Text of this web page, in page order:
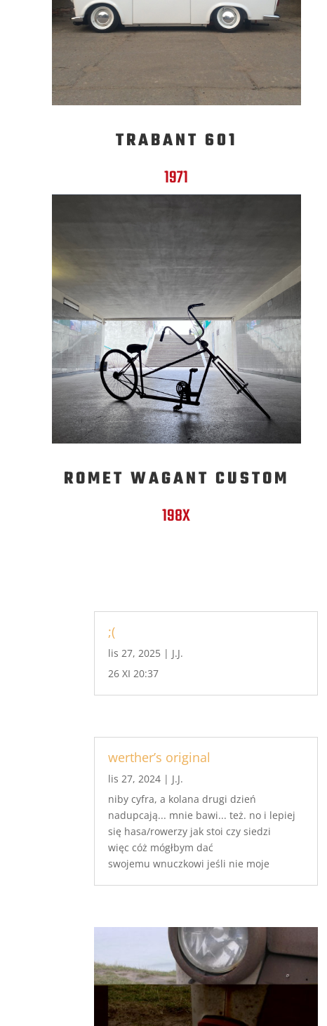
TRABANT 601
1971
ROMET WAGANT CUSTOM
198X
;(
lis 27, 2025 | J.J.
26 XI 20:37
werther’s original
lis 27, 2024 | J.J.
niby cyfra, a kolana drugi dzień
nadupcają... mnie bawi... też. no i lepiej
się hasa/rowerzy jak stoi czy siedzi
więc cóż mógłbym dać
swojemu wnuczkowi jeśli nie moje